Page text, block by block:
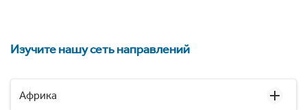
Изучите нашу сеть направлений
Африка